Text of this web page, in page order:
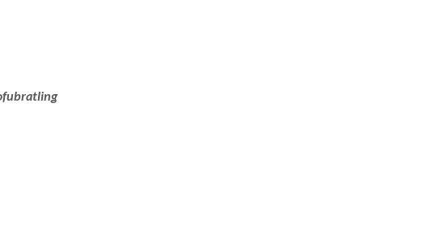
Knoblauchzehen (so viele benutzen, wie man eben mag, mehr geht immer)
Knoblauch-Gemisch in einer Moulinette oder mit dem Pürierstab bearbeiten,
die Zwiebel unterkneten, recht viel Senf und die Haferflocken (erstmal nur 2
noch nicht formbar) untermischen, dann abschmecken. Es sollte euch bereits
beim Braten nicht mehr. ; ) Die Bratlinge in etwas Öl braten, bis sie leicht